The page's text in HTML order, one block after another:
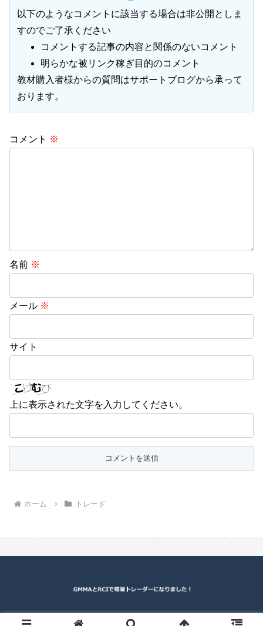
以下のようなコメントに該当する場合は非公開としま
すのでご了承ください
コメントする記事の内容と関係のないコメント
明らかな被リンク稼ぎ目的のコメント
教材購入者様からの質問はサポートブログから承って
おります。
コメント ※
名前 ※
メール ※
サイト
上に表示された文字を入力してください。
ホーム トレード